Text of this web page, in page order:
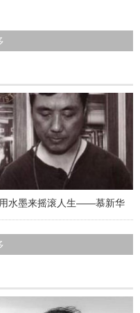
用水墨来摇滚人生——慕新华